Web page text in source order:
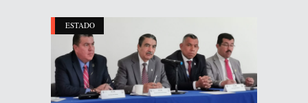
ESTADO